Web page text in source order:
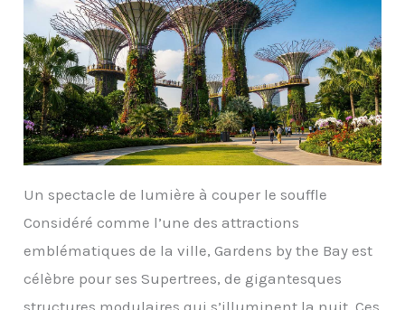
Un spectacle de lumière à couper le souffle
Considéré comme l’une des attractions
emblématiques de la ville, Gardens by the Bay est
célèbre pour ses Supertrees, de gigantesques
structures modulaires qui s’illuminent la nuit. Ces